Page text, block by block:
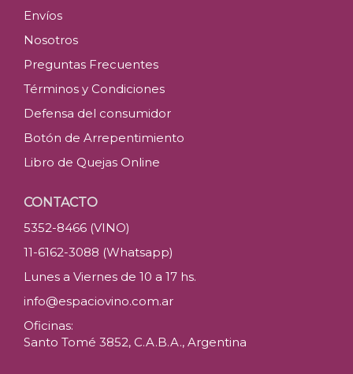
Envíos
Nosotros
Preguntas Frecuentes
Términos y Condiciones
Defensa del consumidor
Botón de Arrepentimiento
Libro de Quejas Online
CONTACTO
5352-8466 (VINO)
11-6162-3088 (Whatsapp)
Lunes a Viernes de 10 a 17 hs.
info@espaciovino.com.ar
Oficinas:
Santo Tomé 3852, C.A.B.A., Argentina